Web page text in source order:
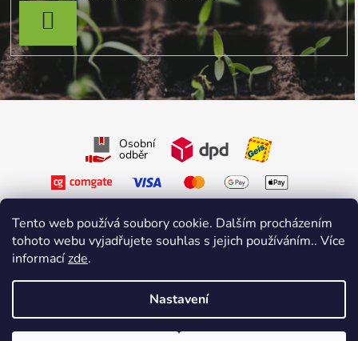
Tento web používá soubory cookie. Dalším procházením
tohoto webu vyjadřujete souhlas s jejich používáním.. Více
informacízde.
Nastavení
PŘIHLÁSIT SE
Osobní
odběr
Sledujte nás na Instagramu
Vytvořil Shoptet Premium&sniperdesign.cz